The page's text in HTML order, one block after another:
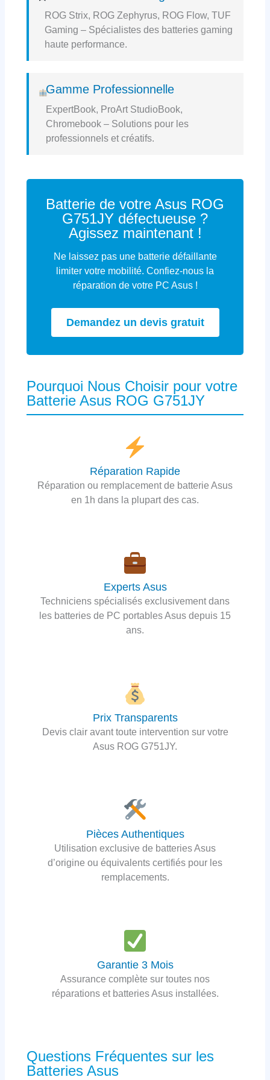
ROG Strix, ROG Zephyrus, ROG Flow, TUF
Gaming – Spécialistes des batteries gaming
haute performance.
Gamme Professionnelle
ExpertBook, ProArt StudioBook,
Chromebook – Solutions pour les
professionnels et créatifs.
Batterie de votre Asus ROG
G751JY défectueuse ?
Agissez maintenant !
Ne laissez pas une batterie défaillante
limiter votre mobilité. Confiez-nous la
réparation de votre PC Asus !
Demandez un devis gratuit
Pourquoi Nous Choisir pour votre
Batterie Asus ROG G751JY
Réparation Rapide
Réparation ou remplacement de batterie Asus
en 1h dans la plupart des cas.
Experts Asus
Techniciens spécialisés exclusivement dans
les batteries de PC portables Asus depuis 15
ans.
Prix Transparents
Devis clair avant toute intervention sur votre
Asus ROG G751JY.
Pièces Authentiques
Utilisation exclusive de batteries Asus
d’origine ou équivalents certifiés pour les
remplacements.
Garantie 3 Mois
Assurance complète sur toutes nos
réparations et batteries Asus installées.
Questions Fréquentes sur les
Batteries Asus